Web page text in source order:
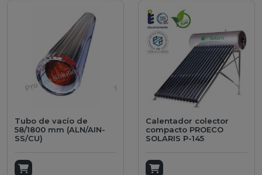
Tubo de vacío de
58/1800 mm (ALN/AIN-
SS/CU)
Add to cart
Calentador colector
compacto PROECO
SOLARIS P-145
Add to cart